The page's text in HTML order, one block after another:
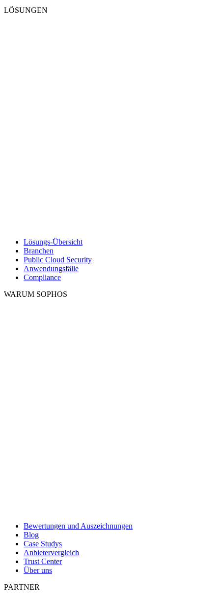
LÖSUNGEN
Lösungs-Übersicht
Branchen
Public Cloud Security
Anwendungsfälle
Compliance
WARUM SOPHOS
Bewertungen und Auszeichnungen
Blog
Case Studys
Anbietervergleich
Trust Center
Über uns
PARTNER